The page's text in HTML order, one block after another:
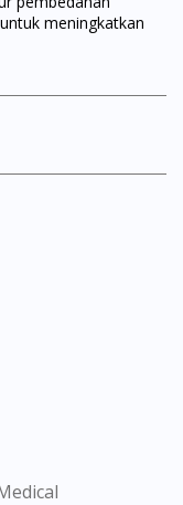
Singapore
meningkatkan